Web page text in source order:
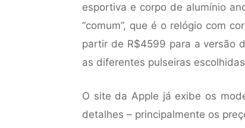
esportiva e corpo de alumínio
“comum”, que é o relógio com
partir de R$4599 para a versão
as diferentes pulseiras
O site da Apple já exibe os
detalhes – principalmente os